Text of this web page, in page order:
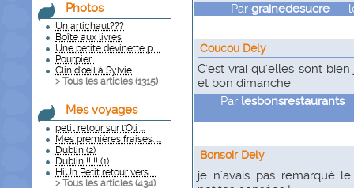
Photos
Un artichaut???
Boîte aux livres
Une petite devinette p ...
Pourpier..
Clin d'œil à Sylvie
> Tous les articles (1315)
Mes voyages
petit retour sur l'Oli ...
Mes premières fraises. ...
Dublin (2)
Dublin !!!!! (1)
HiUn Petit retour vers ...
> Tous les articles (434)
Par grainedesucre le
Coucou Dely
C'est vrai qu'elles sont
et bon dimanche.
Par lesbonsrestaurants
Bonsoir Dely
je n'avais pas remarqué